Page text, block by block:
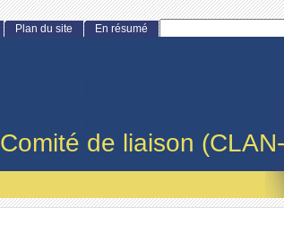
Comité de liaison
Plan du site En résumé